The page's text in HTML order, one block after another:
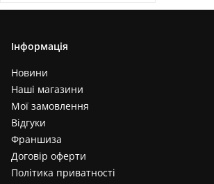
Інформація
Новини
Наші магазини
Мої замовлення
Відгуки
Франшиза
Договір оферти
Політика приватності